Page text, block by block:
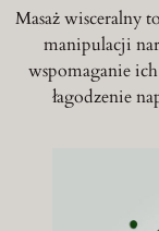
Masaż wisceralny
manipulacji
wspomaganie
łagodzenie